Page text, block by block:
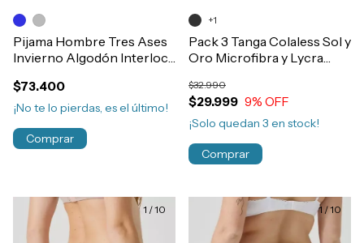
Pijama Hombre Tres Ases
Invierno Algodón Interlock
$73.400
¡No te lo pierdas, es el último!
Comprar
Pack 3 Tanga Colaless Sol y
Oro Microfibra y Lycra
$29.999
$32.990
9% OFF
¡Solo quedan 3 en stock!
+1
Comprar
1 /10 1 /10